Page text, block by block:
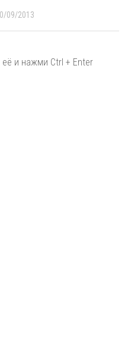
09/2013
и нажми Ctrl + Enter